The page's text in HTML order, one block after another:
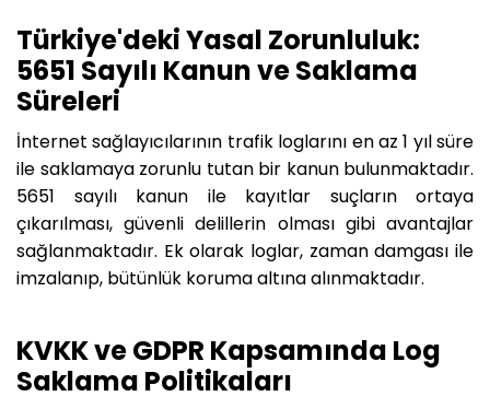
Türkiye'deki Yasal Zorunluluk:
5651 Sayılı Kanun ve Saklama
Süreleri
İnternet sağlayıcılarının trafik loglarını en az 1 yıl süre
ile saklamaya zorunlu tutan bir kanun bulunmaktadır.
5651 sayılı kanun ile kayıtlar suçların ortaya
çıkarılması, güvenli delillerin olması gibi avantajlar
sağlanmaktadır. Ek olarak loglar, zaman damgası ile
imzalanıp, bütünlük koruma altına alınmaktadır.
KVKK ve GDPR Kapsamında Log
Saklama Politikaları